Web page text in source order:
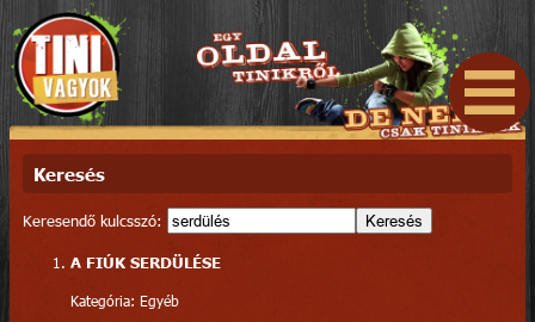
Keresés
Keresendő kulcsszó: Keresés
A FIÚK SERDÜLÉSE
Kategória: Egyéb